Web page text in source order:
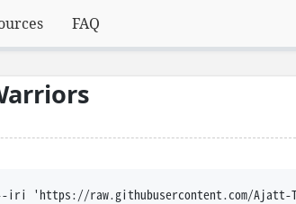
FAQ
names --iri 'https://